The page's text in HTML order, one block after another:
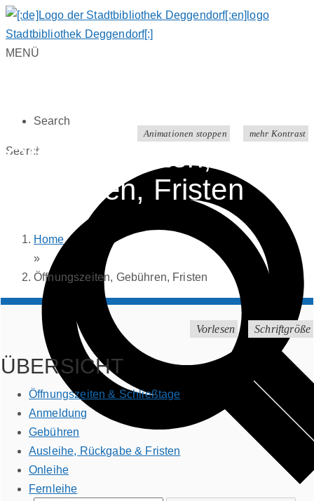
MENÜ
Search
Animationen stoppen mehr Kontrast
Search
Öffnungszeiten,
Gebühren, Fristen
Home
»
Öffnungszeiten, Gebühren, Fristen
Vorlesen Schriftgröße
ÜBERSICHT
Öffnungszeiten & Schließtage
Anmeldung
Gebühren
Ausleihe, Rückgabe & Fristen
Onleihe
Fernleihe